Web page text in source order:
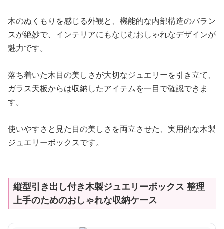
木のぬくもりを感じる外観と、機能的な内部構造のバラン
スが絶妙で、インテリアにもなじむおしゃれなデザインが
魅力です。
落ち着いた木目の美しさが大切なジュエリーを引き立て、
ガラス天板からは収納したアイテムを一目で確認できま
す。
使いやすさと見た目の美しさを両立させた、実用的な木製
ジュエリーボックスです。
縦型引き出し付き木製ジュエリーボックス 整理
上手のためのおしゃれな収納ケース